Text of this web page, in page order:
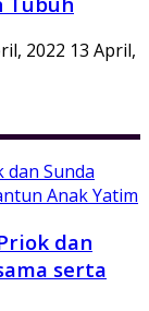
13 April,
dan
serta